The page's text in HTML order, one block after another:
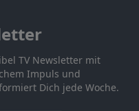
TV Newsletter mit
Impuls und
Dich jede Woche.